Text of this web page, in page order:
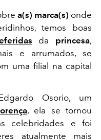
a(s) marca(s) onde
temos boas
da princesa,
e arrumados, se
uma filial na capital
Osorio, um
, ela se tornou
celebridades e foi
atualmente mais